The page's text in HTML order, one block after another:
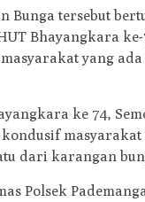
Bunga tersebut
Bhayangkara
yang
ke 74,
kondusif
dari karangan
Polsek